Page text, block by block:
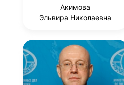
Акимова
Эльвира Николаевна